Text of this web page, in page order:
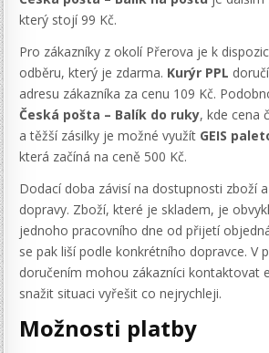
který stojí 99 Kč.
Pro zákazníky z okolí Přerova je k
odběru, který je zdarma. Kurýr PPL
adresu zákazníka za cenu 109 Kč.
Česká pošta – Balík do ruky, kde cena
a těžší zásilky je možné využít GEIS
která začíná na ceně 500 Kč.
Dodací doba závisí na dostupnosti zboží
dopravy. Zboží, které je skladem, je
jednoho pracovního dne od přijetí
se pak liší podle konkrétního dopravce. V
doručením mohou zákazníci kontaktovat
snažit situaci vyřešit co nejrychleji.
Možnosti platby